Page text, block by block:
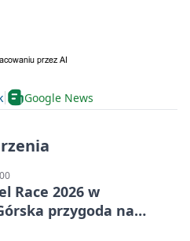
Google News
Race 2026 w
przygoda na